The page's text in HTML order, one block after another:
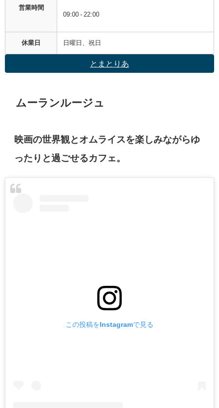
営業時間
09:00 - 22:00
休業日 日曜日、祝日
とまとりあ
ムーランルージュ
映画の世界観とオムライスを楽しみながらゆ
ったりと過ごせるカフェ。
この投稿をInstagramで見る